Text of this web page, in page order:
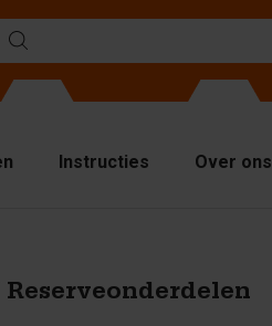
Instructies Over ons